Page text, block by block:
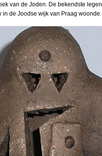
van de Joden. De bekendste
de Joodse wijk van Praag woonde.